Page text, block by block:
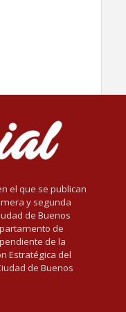
el que se publican
y segunda
de Buenos
de
de la
Estratégica del
de Buenos